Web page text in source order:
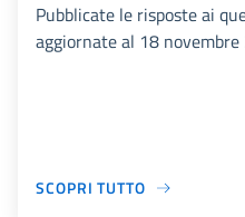
Pubblicate le risposte ai
aggiornate al 18
SCOPRI TUTTO